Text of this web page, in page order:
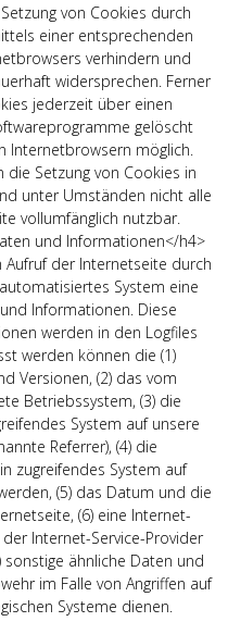
von Cookies durch
einer entsprechenden
verhindern und
widersprechen. Ferner
jederzeit über einen
gelöscht
Internetbrowsern möglich.
Setzung von Cookies in
unter Umständen nicht alle
vollumfänglich nutzbar.
und Informationen</h4>
der Internetseite durch
System eine
Informationen. Diese
werden in den Logfiles
werden können die (1)
Versionen, (2) das vom
Betriebssystem, (3) die
System auf unsere
Referrer), (4) die
zugreifendes System auf
(5) das Datum und die
(6) eine Internet-
der Internet-Service-Provider
ähnliche Daten und
im Falle von Angriffen auf
Systeme dienen.